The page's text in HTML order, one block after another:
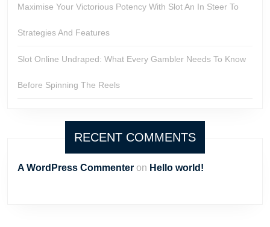
Maximise Your Victorious Potency With Slot An In Steer To
Strategies And Features
Slot Online Undraped: What Every Gambler Needs To Know
Before Spinning The Reels
RECENT COMMENTS
A WordPress Commenter on Hello world!